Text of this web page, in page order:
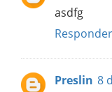
asdfg
Responder
Preslin 8